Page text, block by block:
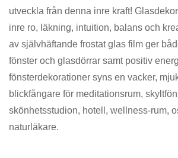
utveckla från denna inre kraft!
inre ro, läkning, intuition, balans och
av självhäftande frostat glas film ger
fönster och glasdörrar samt positiv
fönsterdekorationer syns en vacker,
blickfångare för meditationsrum,
skönhetsstudion, hotell, wellness-rum,
naturläkare.